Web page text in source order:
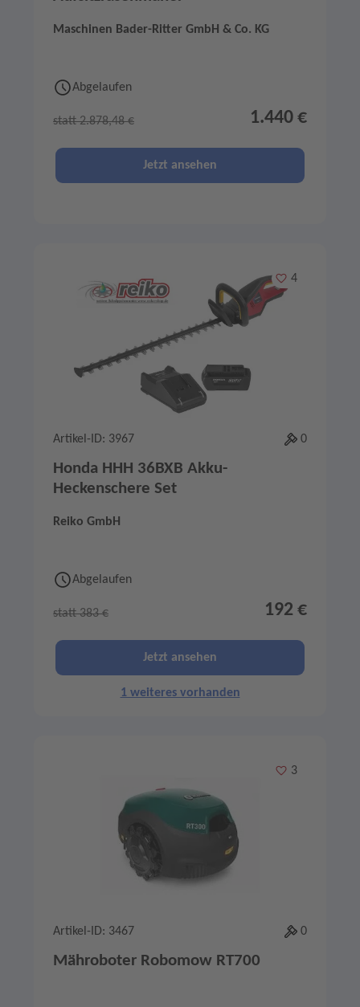
Maschinen Bader-Ritter GmbH & Co. KG
Abgelaufen
statt 2.878,48 € 1.440 €
Jetzt ansehen
Merken
4
Artikel-ID: 3967 0
Honda HHH 36BXB Akku-
Heckenschere Set
Reiko GmbH
Abgelaufen
statt 383 € 192 €
Jetzt ansehen
1 weiteres vorhanden
Merken
3
Artikel-ID: 3467 0
Mähroboter Robomow RT700